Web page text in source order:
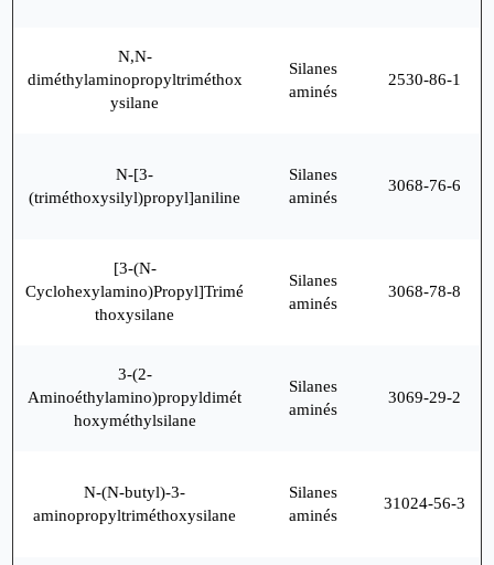
N,N-
diméthylaminopropyltriméthox
ysilane
Silanes
aminés
2530-86-1
N-[3-
(triméthoxysilyl)propyl]aniline
Silanes
aminés
3068-76-6
[3-(N-
Cyclohexylamino)Propyl]Trimé
thoxysilane
Silanes
aminés
3068-78-8
3-(2-
Aminoéthylamino)propyldimét
hoxyméthylsilane
Silanes
aminés
3069-29-2
N-(N-butyl)-3-
aminopropyltriméthoxysilane
Silanes
aminés
31024-56-3